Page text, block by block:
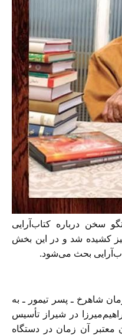
سخن درباره كتاب‌آرايی
نيز كشيده شد و در اين بخش
بحث می‌شود.
شاهرخ ـ پسر تيمور ـ به
در شيراز تأسيس
آن زمان در دستگاه